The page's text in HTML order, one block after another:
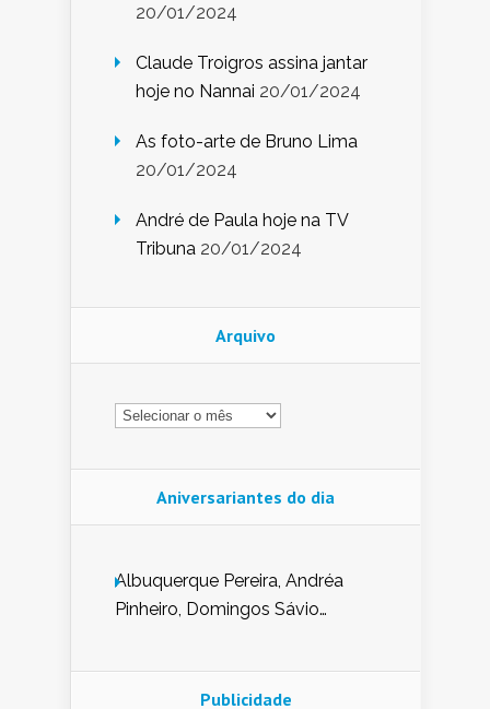
20/01/2024
Claude Troigros assina jantar
hoje no Nannai 20/01/2024
As foto-arte de Bruno Lima
20/01/2024
André de Paula hoje na TV
Tribuna 20/01/2024
Arquivo
Arquivo
Aniversariantes do dia
Albuquerque Pereira, Andréa
Pinheiro, Domingos Sávio
Nunes de Sena, Fátima Peixoto,
Publicidade